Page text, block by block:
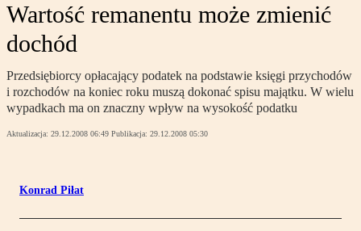
Wartość remanentu może zmienić
dochód
Przedsiębiorcy opłacający podatek na podstawie księgi przychodów
i rozchodów na koniec roku muszą dokonać spisu majątku. W wielu
wypadkach ma on znaczny wpływ na wysokość podatku
Aktualizacja: 29.12.2008 06:49 Publikacja: 29.12.2008 05:30
Konrad Piłat